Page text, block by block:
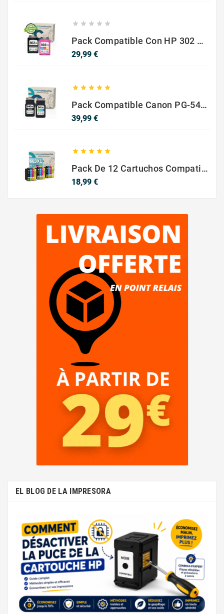
    
Pack Compatible Con HP 302 XL Negro Y Color - SIN NIVEL DE TINTA
29,99 €Precio
    
Pack Compatible Canon PG-540 XL / CL-541 XL ? Negro Y Color ? Alta Capacidad
39,99 €Precio
    
Pack De 12 Cartuchos Compatibles EPSON 603XL
18,99 €Precio
EL BLOG DE LA IMPRESORA